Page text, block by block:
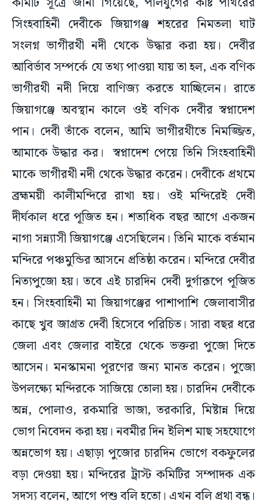
সিংহবাহিনী দেবীকে জিয়াগঞ্জ শহরের নিমতলা ঘাট
সংলগ্ন ভাগীরথী নদী থেকে উদ্ধার করা হয়। দেবীর
আবির্ভাব সম্পর্কে যে তথ্য পাওয়া যায় তা হল, এক বণিক
ভাগীরথী নদী দিয়ে বাণিজ্য করতে যাচ্ছিলেন। রাতে
জিয়াগঞ্জে অবস্থান কালে ওই বণিক দেবীর স্বপ্নাদেশ
পান। দেবী তাঁকে বলেন, আমি ভাগীরথীতে নিমজ্জিত,
আমাকে উদ্ধার কর। স্বপ্নাদেশ পেয়ে তিনি সিংহবাহিনী
মাকে ভাগীরথী নদী থেকে উদ্ধার করেন। দেবীকে প্রথমে
ব্রহ্মময়ী কালীমন্দিরে রাখা হয়। ওই মন্দিরেই দেবী
দীর্ঘকাল ধরে পূজিত হন। শতাধিক বছর আগে একজন
নাগা সন্ন্যাসী জিয়াগঞ্জে এসেছিলেন। তিনি মাকে বর্তমান
মন্দিরে পঞ্চমুন্ডির আসনে প্রতিষ্ঠা করেন। মন্দিরে দেবীর
নিত্যপুজো হয়। তবে এই চারদিন দেবী দুর্গারূপে পূজিত
হন। সিংহবাহিনী মা জিয়াগঞ্জের পাশাপাশি জেলাবাসীর
কাছে খুব জাগ্রত দেবী হিসেবে পরিচিত। সারা বছর ধরে
জেলা এবং জেলার বাইরে থেকে ভক্তরা পুজো দিতে
আসেন। মনস্কামনা পূরণের জন্য মানত করেন। পুজো
উপলক্ষ্যে মন্দিরকে সাজিয়ে তোলা হয়। চারদিন দেবীকে
অন্ন, পোলাও, রকমারি ভাজা, তরকারি, মিষ্টান্ন দিয়ে
ভোগ নিবেদন করা হয়। নবমীর দিন ইলিশ মাছ সহযোগে
অন্নভোগ হয়। এছাড়া পুজোর চারদিন ভোগে বকফুলের
বড়া দেওয়া হয়। মন্দিরের ট্রাস্ট কমিটির সম্পাদক এক
সদস্য বলেন, আগে পশু বলি হতো। এখন বলি প্রথা বন্ধ।